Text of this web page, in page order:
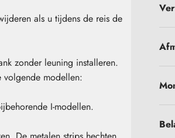
als u tijdens de reis de
zonder leuning installeren.
modellen:
I-modellen.